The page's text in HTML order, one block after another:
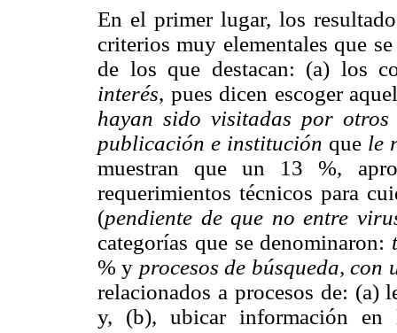
En el primer lugar, los
criterios muy elementales que
de los que destacan: (a) los
interés, pues dicen escoger
hayan sido visitadas por
publicación e institución que le
muestran que un 13 %,
requerimientos técnicos para
(pendiente de que no entre
categorías que se denominaron:
% y procesos de búsqueda, con
relacionados a procesos de: (a)
y, (b), ubicar información